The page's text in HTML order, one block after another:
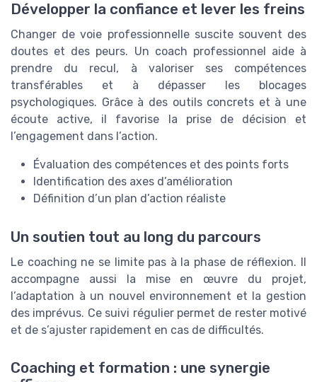
Développer la confiance et lever les freins
Changer de voie professionnelle suscite souvent des
doutes et des peurs. Un coach professionnel aide à
prendre du recul, à valoriser ses compétences
transférables et à dépasser les blocages
psychologiques. Grâce à des outils concrets et à une
écoute active, il favorise la prise de décision et
l’engagement dans l’action.
Évaluation des compétences et des points forts
Identification des axes d’amélioration
Définition d’un plan d’action réaliste
Un soutien tout au long du parcours
Le coaching ne se limite pas à la phase de réflexion. Il
accompagne aussi la mise en œuvre du projet,
l’adaptation à un nouvel environnement et la gestion
des imprévus. Ce suivi régulier permet de rester motivé
et de s’ajuster rapidement en cas de difficultés.
Coaching et formation : une synergie